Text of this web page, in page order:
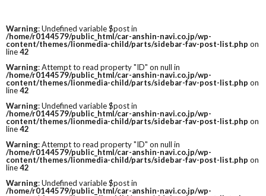
Warning: Undefined variable $post in
/home/r0144579/public_html/car-anshin-navi.co.jp/wp-
content/themes/lionmedia-child/parts/sidebar-fav-post-list.php on
line42
Warning: Attempt to read property "ID" on null in
/home/r0144579/public_html/car-anshin-navi.co.jp/wp-
content/themes/lionmedia-child/parts/sidebar-fav-post-list.php on
line42
Warning: Undefined variable $post in
/home/r0144579/public_html/car-anshin-navi.co.jp/wp-
content/themes/lionmedia-child/parts/sidebar-fav-post-list.php on
line42
Warning: Attempt to read property "ID" on null in
/home/r0144579/public_html/car-anshin-navi.co.jp/wp-
content/themes/lionmedia-child/parts/sidebar-fav-post-list.php on
line42
Warning: Undefined variable $post in
/home/r0144579/public_html/car-anshin-navi.co.jp/wp-